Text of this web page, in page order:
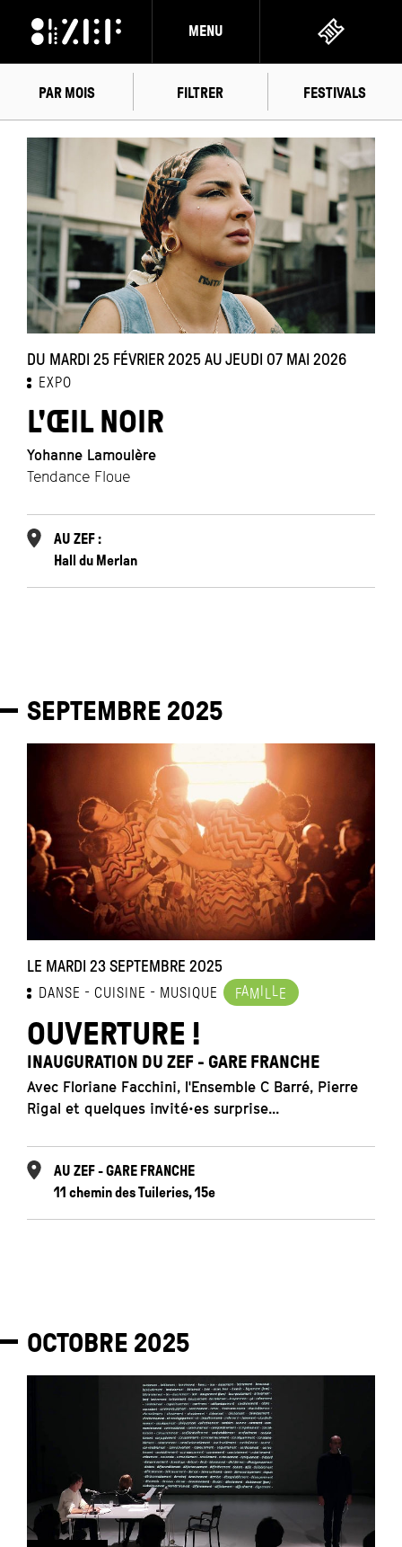
MENU
PAR MOIS FILTRER FESTIVALS
FÉVRIER 2025
DU MARDI 25 FÉVRIER 2025 AU JEUDI 07 MAI 2026
EXPO
L'ŒIL NOIR
Yohanne Lamoulère
Tendance Floue
AU ZEF :
Hall du Merlan
SEPTEMBRE 2025
LE MARDI 23 SEPTEMBRE 2025
DANSE CUISINE MUSIQUE FAM E
OUVERTURE !
INAUGURATION DU ZEF - GARE FRANCHE
Avec Floriane Facchini, l'Ensemble C Barré, Pierre
Rigal et quelques invité•es surprise...
AU ZEF - GARE FRANCHE
11 chemin des Tuileries, 15e
OCTOBRE 2025